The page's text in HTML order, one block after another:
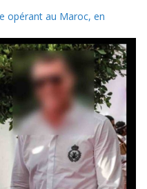
opérant au Maroc, en